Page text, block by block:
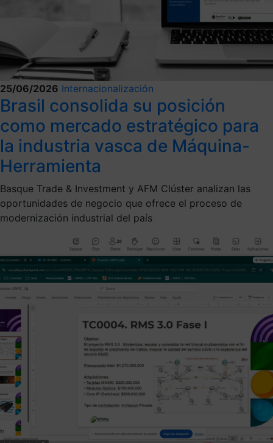
25/06/2026 Internacionalización
Brasil consolida su posición
como mercado estratégico para
la industria vasca de Máquina-
Herramienta
Basque Trade & Investment y AFM Clúster analizan las
oportunidades de negocio que ofrece el proceso de
modernización industrial del país